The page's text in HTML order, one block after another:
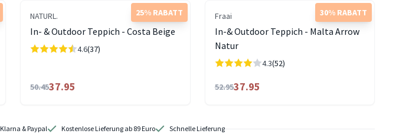
25% RABATT
NATURL.
In- & Outdoor Teppich - Costa Beige
4.6(37)
50.4537.95
30% RABATT
Fraai
In-& Outdoor Teppich - Malta Arrow
Natur
4.3(52)
52.9537.95
Klarna & Paypal Kostenlose Lieferung ab 89 Euro Schnelle Lieferung